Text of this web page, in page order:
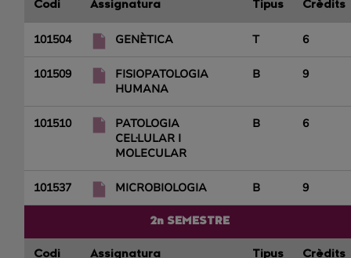
Codi Assignatura Tipus Crèdits
101504 GENÈTICA T 6
101509
FISIOPATOLOGIA
HUMANA
B 9
101510
PATOLOGIA
CEL·LULAR I
MOLECULAR
B 6
101537 MICROBIOLOGIA B 9
2n SEMESTRE
Codi Assignatura Tipus Crèdits